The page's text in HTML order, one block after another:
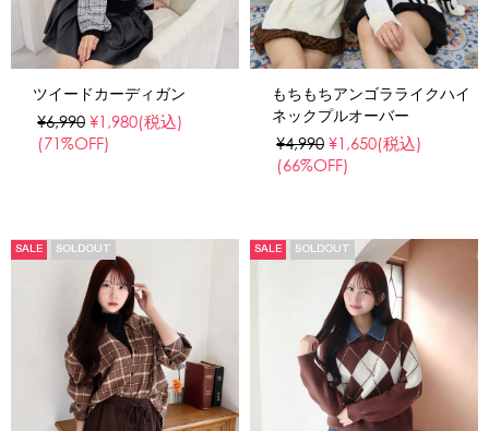
ツイードカーディガン
¥6,990 ¥1,980(税込)
(71%OFF)
もちもちアンゴラライクハイ
ネックプルオーバー
¥4,990 ¥1,650(税込)
(66%OFF)
SALE SOLDOUT SALE SOLDOUT